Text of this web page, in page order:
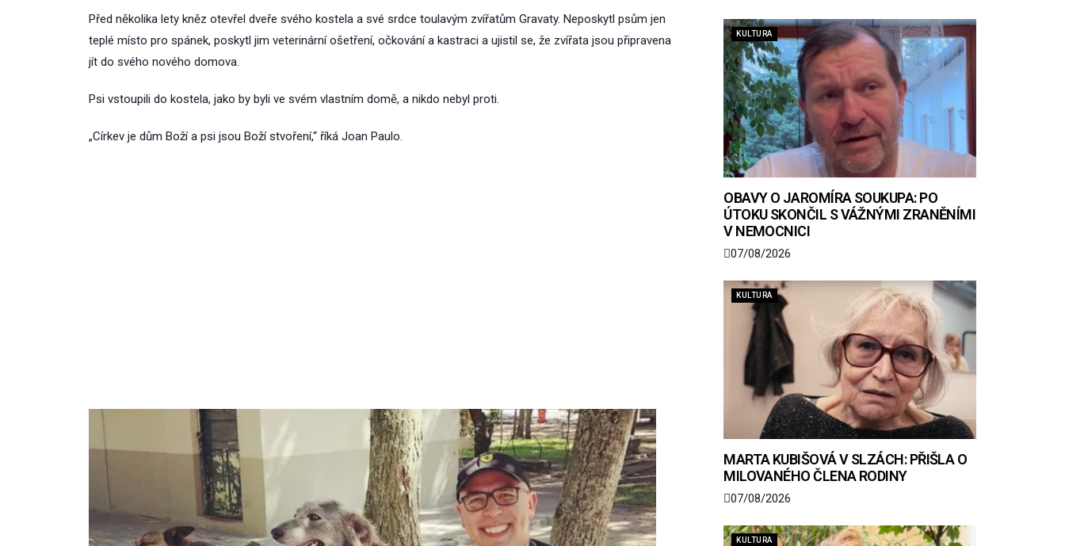
Před několika lety kněz otevřel dveře svého kostela a své srdce toulavým zvířatům Gravaty. Neposkytl psům jen
teplé místo pro spánek, poskytl jim veterinární ošetření, očkování a kastraci a ujistil se, že zvířata jsou připravena
jít do svého nového domova.
Psi vstoupili do kostela, jako by byli ve svém vlastním domě, a nikdo nebyl proti.
„Církev je dům Boží a psi jsou Boží stvoření,“ říká Joan Paulo.
KULTURA
OBAVY O JAROMÍRA SOUKUPA: PO
ÚTOKU SKONČIL S VÁŽNÝMI ZRANĚNÍMI
V NEMOCNICI
07/08/2026
KULTURA
MARTA KUBIŠOVÁ V SLZÁCH: PŘIŠLA O
MILOVANÉHO ČLENA RODINY
07/08/2026
KULTURA